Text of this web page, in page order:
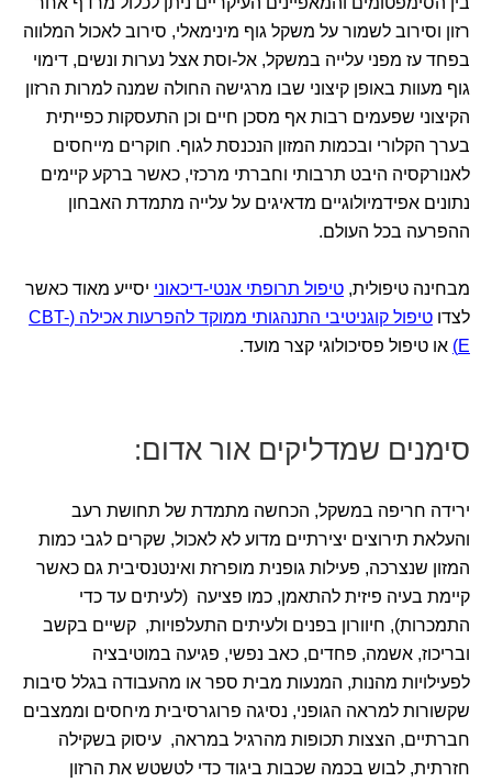
רזון וסירוב לשמור על משקל גוף מינימאלי, סירוב לאכול המלווה
בפחד עז מפני עלייה במשקל, אל-וסת אצל נערות ונשים, דימוי
גוף מעוות באופן קיצוני שבו מרגישה החולה שמנה למרות הרזון
הקיצוני שפעמים רבות אף מסכן חיים וכן התעסקות כפייתית
בערך הקלורי ובכמות המזון הנכנסת לגוף. חוקרים מייחסים
לאנורקסיה היבט תרבותי וחברתי מרכזי, כאשר ברקע קיימים
נתונים אפידמיולוגיים מדאיגים על עלייה מתמדת האבחון
ההפרעה בכל העולם.
מבחינה טיפולית, טיפול תרופתי אנטי-דיכאוני יסייע מאוד כאשר
לצדו
טיפול קוגניטיבי התנהגותי ממוקד להפרעות אכילה (CBT-
E)
או טיפול פסיכולוגי קצר מועד.
סימנים שמדליקים אור אדום:
ירידה חריפה במשקל, הכחשה מתמדת של תחושת רעב
והעלאת תירוצים יצירתיים מדוע לא לאכול, שקרים לגבי כמות
המזון שנצרכה, פעילות גופנית מופרזת ואינטנסיבית גם כאשר
קיימת בעיה פיזית להתאמן, כמו פציעה (לעיתים עד כדי
התמכרות), חיוורון בפנים ולעיתים התעלפויות, קשיים בקשב
ובריכוז, אשמה, פחדים, כאב נפשי, פגיעה במוטיבציה
לפעילויות מהנות, המנעות מבית ספר או מהעבודה בגלל סיבות
שקשורות למראה הגופני, נסיגה פרוגרסיבית מיחסים וממצבים
חברתיים, הצצות תכופות מהרגיל במראה, עיסוק בשקילה
חזרתית, לבוש בכמה שכבות ביגוד כדי לטשטש את הרזון